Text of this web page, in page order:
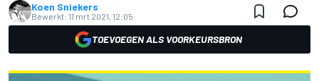
Koen Sniekers
Bewerkt: 11 mrt 2021, 12:05
TOEVOEGEN ALS VOORKEURSBRON